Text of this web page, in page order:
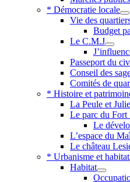
* Démocratie locale
Vie des
Budget
Le C.M.J
Passeport du
Conseil des
Comités de
* Histoire et
La Peule et
Le parc du Fort
Le
L’espace du
Le château
* Urbanisme et habitat
Habitat